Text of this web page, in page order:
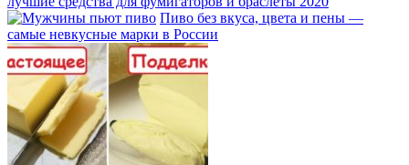
Пиво без вкуса, цвета и пены —
самые невкусные марки в России